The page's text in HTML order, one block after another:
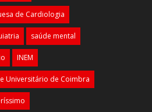
de Cardiologia
saúde mental
INEM
Universitário de Coimbra